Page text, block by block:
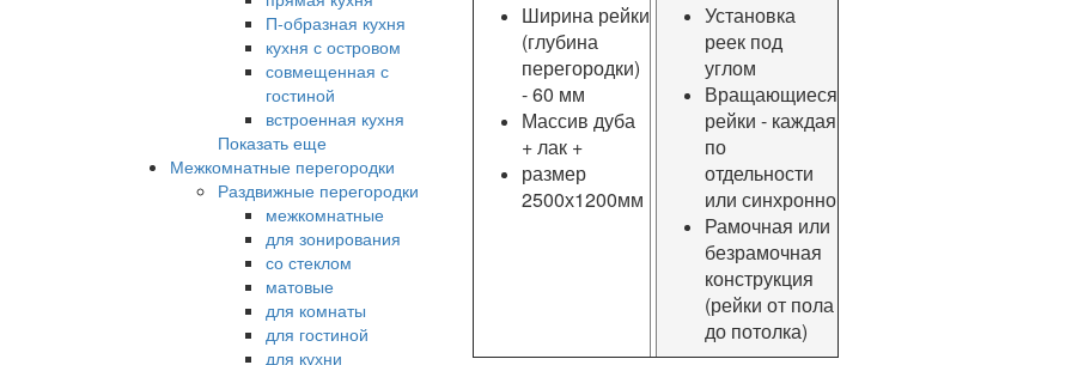
П-образная кухня
кухня с островом
совмещенная с
гостиной
встроенная кухня
Показать еще
Межкомнатные перегородки
Раздвижные перегородки
межкомнатные
для зонирования
со стеклом
матовые
для комнаты
для гостиной
для кухни
Ширина рейки
(глубина
перегородки)
- 60 мм
Массив дуба
+ лак +
размер
2500х1200мм
Установка
реек под
углом
Вращающиеся
рейки - каждая
по
отдельности
или синхронно
Рамочная или
безрамочная
конструкция
(рейки от пола
до потолка)